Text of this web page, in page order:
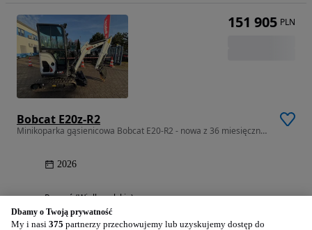
Bobcat E20z-R2
Minikoparka gąsienicowa Bobcat E20-R2 - nowa z 36 miesięczną gwarancją
2026
Poznań (Wielkopolskie)
Firma • Opublikowano
151 905 PLN
Dbamy o Twoją prywatność
My i nasi 375 partnerzy przechowujemy lub uzyskujemy dostęp do